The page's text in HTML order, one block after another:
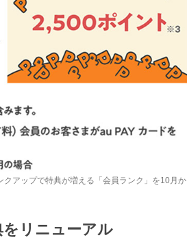
アップで特典が増える「会員ランク」を10月か
をリニューアル